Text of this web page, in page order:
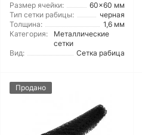
Размер ячейки:
60x60 мм
Тип сетки рабицы:
черная
Толщина:
1,6 мм
Категория:
Металлические
сетки
Вид:
Сетка рабица
Продано